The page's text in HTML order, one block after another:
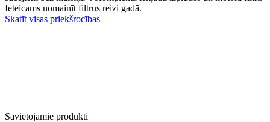
Ieteicams nomainīt filtrus reizi gadā.
Skatīt visas priekšrocības
Savietojamie produkti